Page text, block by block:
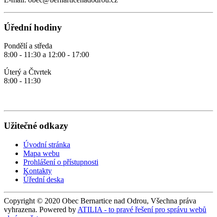
Úřední hodiny
Pondělí a středa
8:00 - 11:30 a 12:00 - 17:00
Úterý a Čtvrtek
8:00 - 11:30
Užitečné odkazy
Úvodní stránka
Mapa webu
Prohlášení o přístupnosti
Kontakty
Úřední deska
Copyright © 2020 Obec Bernartice nad Odrou, Všechna práva
vyhrazena. Powered by ATILIA - to pravé řešení pro správu webů